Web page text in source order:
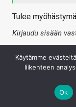
Tulee
Kirjaudu sisään
Käytämme
liikenteen
Ok